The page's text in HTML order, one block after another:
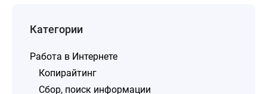
Категории
Работа в Интернете
Копирайтинг
Сбор, поиск информации